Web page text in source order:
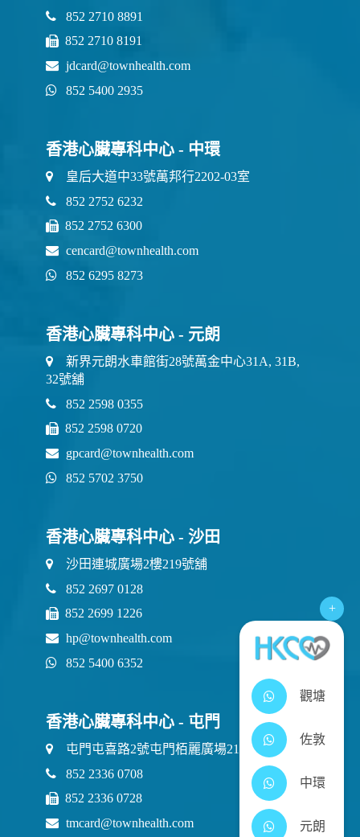
+
觀塘
佐敦
中環
元朗
852 2710 8891
852 2710 8191
jdcard@townhealth.com
852 5400 2935
香港心臟專科中心 - 中環
皇后大道中33號萬邦行2202-03室
852 2752 6232
852 2752 6300
cencard@townhealth.com
852 6295 8273
香港心臟專科中心 - 元朗
新界元朗水車館街28號萬金中心31A, 31B,
32號舖
852 2598 0355
852 2598 0720
gpcard@townhealth.com
852 5702 3750
香港心臟專科中心 - 沙田
沙田連城廣場2樓219號舖
852 2697 0128
852 2699 1226
hp@townhealth.com
852 5400 6352
香港心臟專科中心 - 屯門
屯門屯喜路2號屯門栢麗廣場21樓2111室
852 2336 0708
852 2336 0728
tmcard@townhealth.com